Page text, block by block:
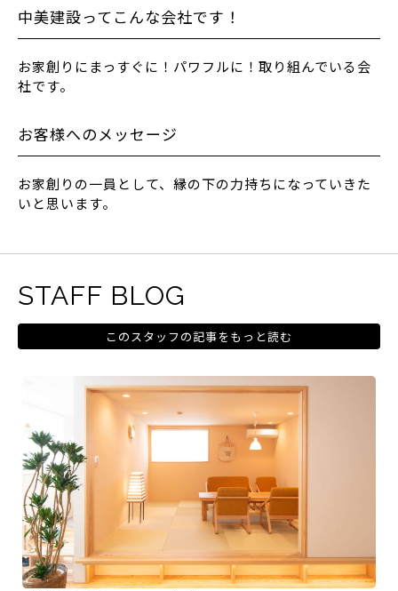
中美建設ってこんな会社です！
お家創りにまっすぐに！パワフルに！取り組んでいる会
社です。
お客様へのメッセージ
お家創りの一員として、縁の下の力持ちになっていきた
いと思います。
STAFF BLOG
このスタッフの記事をもっと読む